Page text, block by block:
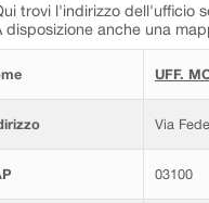
trovi l'indirizzo dell'ufficio
disposizione anche una
UFF.
Via
03100